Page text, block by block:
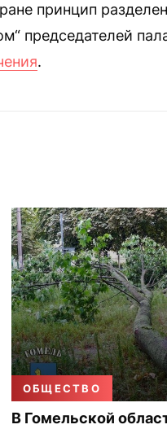
принцип
председателей
.
ОБЩЕСТВО
В Гомельской